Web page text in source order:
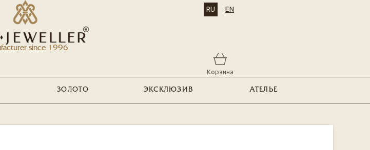
since 1996
RU EN
Корзина
ЗОЛОТО ЭКСКЛЮЗИВ АТЕЛЬЕ